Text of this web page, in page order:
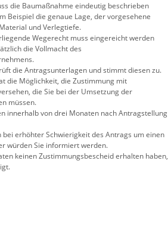
die Baumaßnahme eindeutig beschrieben
Beispiel die genaue Lage, der vorgesehene
und Verlegtiefe.
Wegerecht muss eingereicht werden
die Vollmacht des
die Antragsunterlagen und stimmt diesen zu.
die Möglichkeit, die Zustimmung mit
die Sie bei der Umsetzung der
müssen.
innerhalb von drei Monaten nach Antragstellung
erhöhter Schwierigkeit des Antrags um einen
würden Sie informiert werden.
keinen Zustimmungsbescheid erhalten haben,